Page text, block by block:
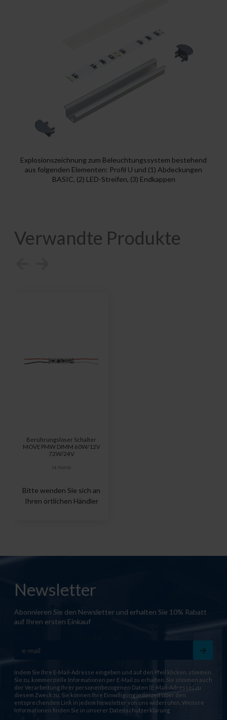
Explosionszeichnung zum Beleuchtungssystem bestehend
aus folgenden Elementen: Profil U und (1) Abdeckungen
BASIC, (2) LED-Streifen, (3) Endkappen
Verwandte Produkte
Berührungsloser Schalter
MOVE PMW DIMM 60W/12V
72W/24V
14-7049-00
Bitte wenden Sie sich an
Ihren örtlichen Händler
Newsletter
Abonnieren Sie den Newsletter und erhalten Sie 10% Rabatt
auf Ihren ersten Einkauf
Indem Sie Ihre E-Mail-Adresse eingeben und auf den Pfeil klicken, stimmen
Sie zu, kommerzielle Informationen per E-Mail zu erhalten. Sie stimmen auch
der Verarbeitung Ihrer personenbezogenen Daten (E-Mail-Adresse) zu
diesem Zweck zu. Sie können Ihre Einwilligung jederzeit über den
entsprechenden Link in jedem Newsletter von uns widerrufen. Weitere
Informationen finden Sie in unserer Datenschutzerklärung